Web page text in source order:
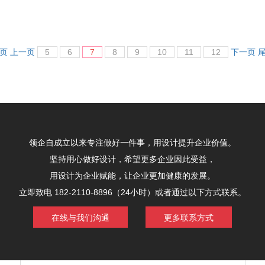
上一页 5 6 7 8 9 10 11 12 下一页
领企自成立以来专注做好一件事，用设计提升企业价值。
坚持用心做好设计，希望更多企业因此受益，
用设计为企业赋能，让企业更加健康的发展。
立即致电 182-2110-8896（24小时）或者通过以下方式联系。
在线与我们沟通 更多联系方式